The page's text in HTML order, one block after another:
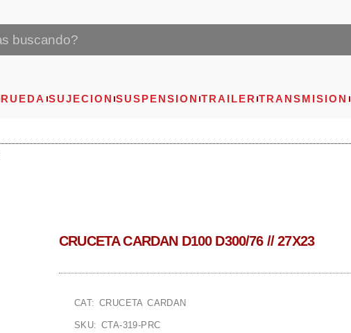
RUEDA SUJECION SUSPENSION TRAILER TRANSMISION
CRUCETA CARDAN D100 D300/76 // 27X23
CAT: CRUCETA CARDAN
SKU: CTA-319-PRC